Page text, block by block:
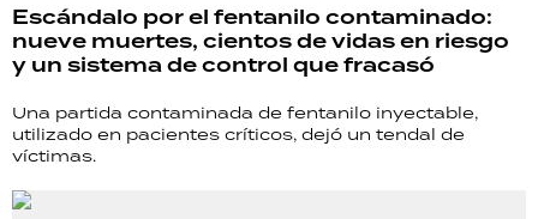
Escándalo por el fentanilo contaminado:
nueve muertes, cientos de vidas en riesgo
y un sistema de control que fracasó
Una partida contaminada de fentanilo inyectable,
utilizado en pacientes críticos, dejó un tendal de
víctimas.